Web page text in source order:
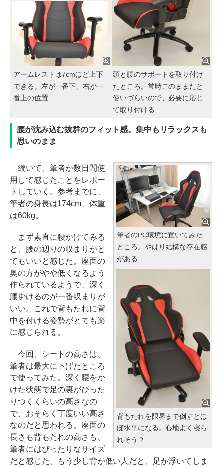
アームレストは7cmほど上下
できる。左が一番下、右が一
番上の位置
頭と腰のサポートを取り付け
たところ。常時このままだと
使いづらいので、必要に応じ
て取り付ける
腰が沈み込む抜群のフィット感。集中もリラックスも
思いのまま
筆者のPC環境に置いてみた
ところ。やはり結構な存在感
がある
背もたれを限界まで倒すとほ
ぼ水平になる。心地よく寝ら
れそう？
続いて、筆者が数日間使
用して感じたことをレポー
トしていく。参考までに、
筆者の身長は174cm、体重
は60kg。
まず素直に腰かけてみる
と、腰の辺りの収まりがと
てもいいと感じた。座面の
奥の方がやや低くなるよう
作られているようで、深く
腰掛けるのが一番収まりが
いい。これで背もたれに背
中を付ける姿勢がとても楽
に感じられる。
今回、シートの高さは、
筆者は最大に下げたところ
で使ってみた。深く腰をか
けた状態で足の裏がぴった
りつくくらいの高さなの
で、おそらく丁度いい高さ
なのだと思われる。座面の
長さも背もたれの高さも、
筆者にはぴったりなサイズ
だと感じた。もう少し背が低い人だと、足が浮いてしま